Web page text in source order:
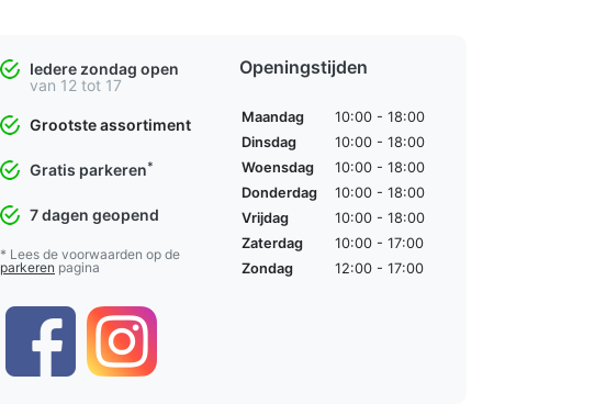
Iedere zondag open
van 12 tot 17
Grootste assortiment
Gratis parkeren*
7 dagen geopend
* Lees de voorwaarden op de
parkeren pagina
Openingstijden
Maandag
10:00 - 18:00
Dinsdag
10:00 - 18:00
Woensdag
10:00 - 18:00
Donderdag
10:00 - 18:00
Vrijdag
10:00 - 18:00
Zaterdag
10:00 - 17:00
Zondag
12:00 - 17:00